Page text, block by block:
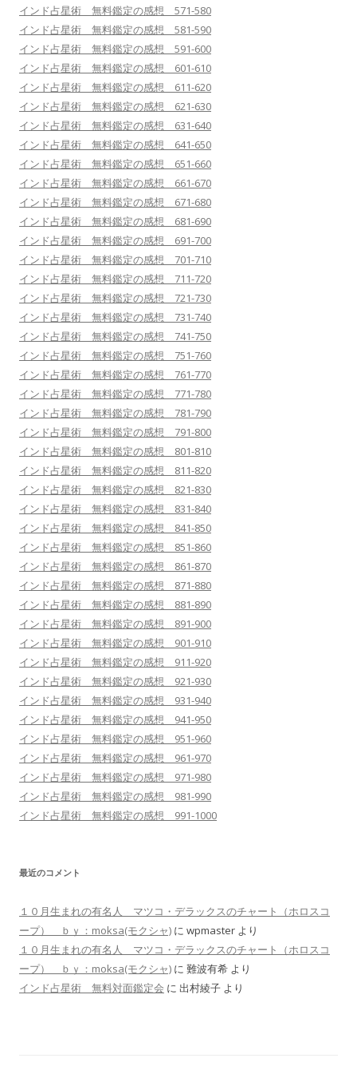
インド占星術 無料鑑定の感想 571-580
インド占星術 無料鑑定の感想 581-590
インド占星術 無料鑑定の感想 591-600
インド占星術 無料鑑定の感想 601-610
インド占星術 無料鑑定の感想 611-620
インド占星術 無料鑑定の感想 621-630
インド占星術 無料鑑定の感想 631-640
インド占星術 無料鑑定の感想 641-650
インド占星術 無料鑑定の感想 651-660
インド占星術 無料鑑定の感想 661-670
インド占星術 無料鑑定の感想 671-680
インド占星術 無料鑑定の感想 681-690
インド占星術 無料鑑定の感想 691-700
インド占星術 無料鑑定の感想 701-710
インド占星術 無料鑑定の感想 711-720
インド占星術 無料鑑定の感想 721-730
インド占星術 無料鑑定の感想 731-740
インド占星術 無料鑑定の感想 741-750
インド占星術 無料鑑定の感想 751-760
インド占星術 無料鑑定の感想 761-770
インド占星術 無料鑑定の感想 771-780
インド占星術 無料鑑定の感想 781-790
インド占星術 無料鑑定の感想 791-800
インド占星術 無料鑑定の感想 801-810
インド占星術 無料鑑定の感想 811-820
インド占星術 無料鑑定の感想 821-830
インド占星術 無料鑑定の感想 831-840
インド占星術 無料鑑定の感想 841-850
インド占星術 無料鑑定の感想 851-860
インド占星術 無料鑑定の感想 861-870
インド占星術 無料鑑定の感想 871-880
インド占星術 無料鑑定の感想 881-890
インド占星術 無料鑑定の感想 891-900
インド占星術 無料鑑定の感想 901-910
インド占星術 無料鑑定の感想 911-920
インド占星術 無料鑑定の感想 921-930
インド占星術 無料鑑定の感想 931-940
インド占星術 無料鑑定の感想 941-950
インド占星術 無料鑑定の感想 951-960
インド占星術 無料鑑定の感想 961-970
インド占星術 無料鑑定の感想 971-980
インド占星術 無料鑑定の感想 981-990
インド占星術 無料鑑定の感想 991-1000
最近のコメント
１０月生まれの有名人 マツコ・デラックスのチャート（ホロスコ
ープ） ｂｙ：moksa(モクシャ) に wpmaster より
１０月生まれの有名人 マツコ・デラックスのチャート（ホロスコ
ープ） ｂｙ：moksa(モクシャ) に 難波有希 より
インド占星術 無料対面鑑定会 に 出村綾子 より